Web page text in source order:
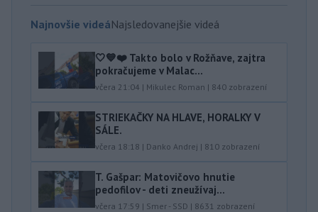
Najnovšie videáNajsledovanejšie videá
🤍💙❤️ Takto bolo v Rožňave, zajtra
pokračujeme v Malac...
včera 21:04 | Mikulec Roman | 840 zobrazení
STRIEKAČKY NA HLAVE, HORALKY V
SÁLE.
včera 18:18 | Danko Andrej | 810 zobrazení
T. Gašpar: Matovičovo hnutie
pedofilov - deti zneužívaj...
včera 17:59 | Smer - SSD | 8631 zobrazení